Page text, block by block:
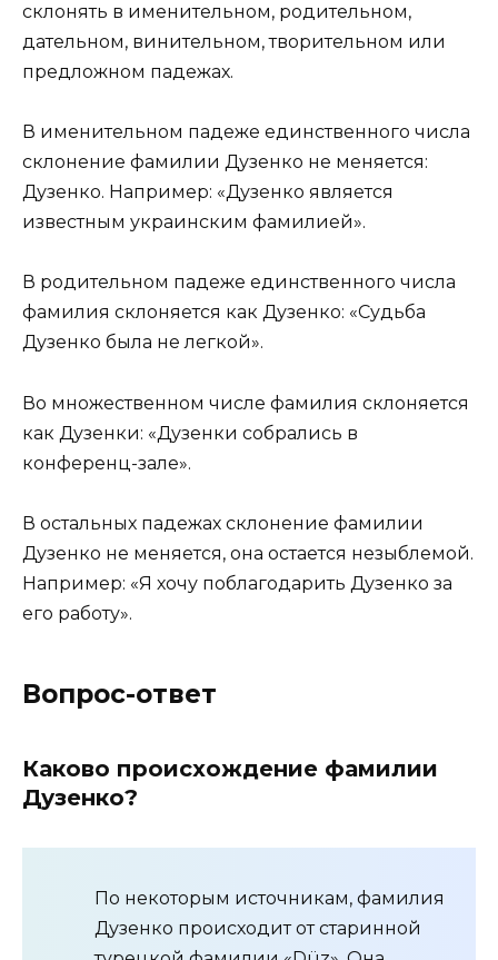
склонять в именительном, родительном,
дательном, винительном, творительном или
предложном падежах.
В именительном падеже единственного числа
склонение фамилии Дузенко не меняется:
Дузенко. Например: «Дузенко является
известным украинским фамилией».
В родительном падеже единственного числа
фамилия склоняется как Дузенко: «Судьба
Дузенко была не легкой».
Во множественном числе фамилия склоняется
как Дузенки: «Дузенки собрались в
конференц-зале».
В остальных падежах склонение фамилии
Дузенко не меняется, она остается незыблемой.
Например: «Я хочу поблагодарить Дузенко за
его работу».
Вопрос-ответ
Каково происхождение фамилии
Дузенко?
По некоторым источникам, фамилия
Дузенко происходит от старинной